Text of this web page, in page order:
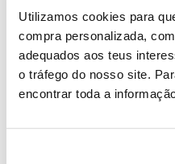
Utilizamos cookies para
compra personalizada,
adequados aos teus
o tráfego do nosso site.
encontrar toda a
BREVEMENTE ONLINE